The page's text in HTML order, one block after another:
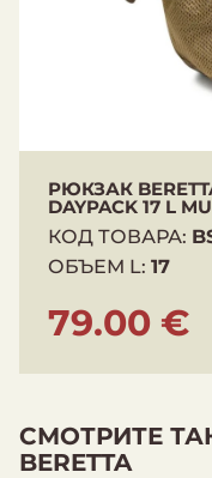
РЮКЗАК
DAYPACK 17 L
КОД ТОВАРА:
ОБЪЕМ L: 17
79.00 €
СМОТРИТЕ
BERETTA